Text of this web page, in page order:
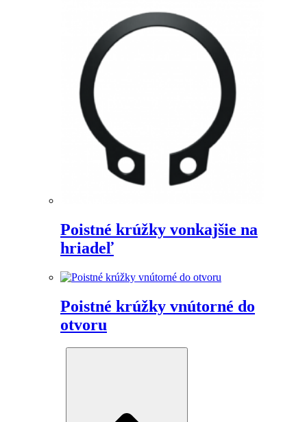
Poistné krúžky vonkajšie na
hriadeľ
Poistné krúžky vnútorné do
otvoru